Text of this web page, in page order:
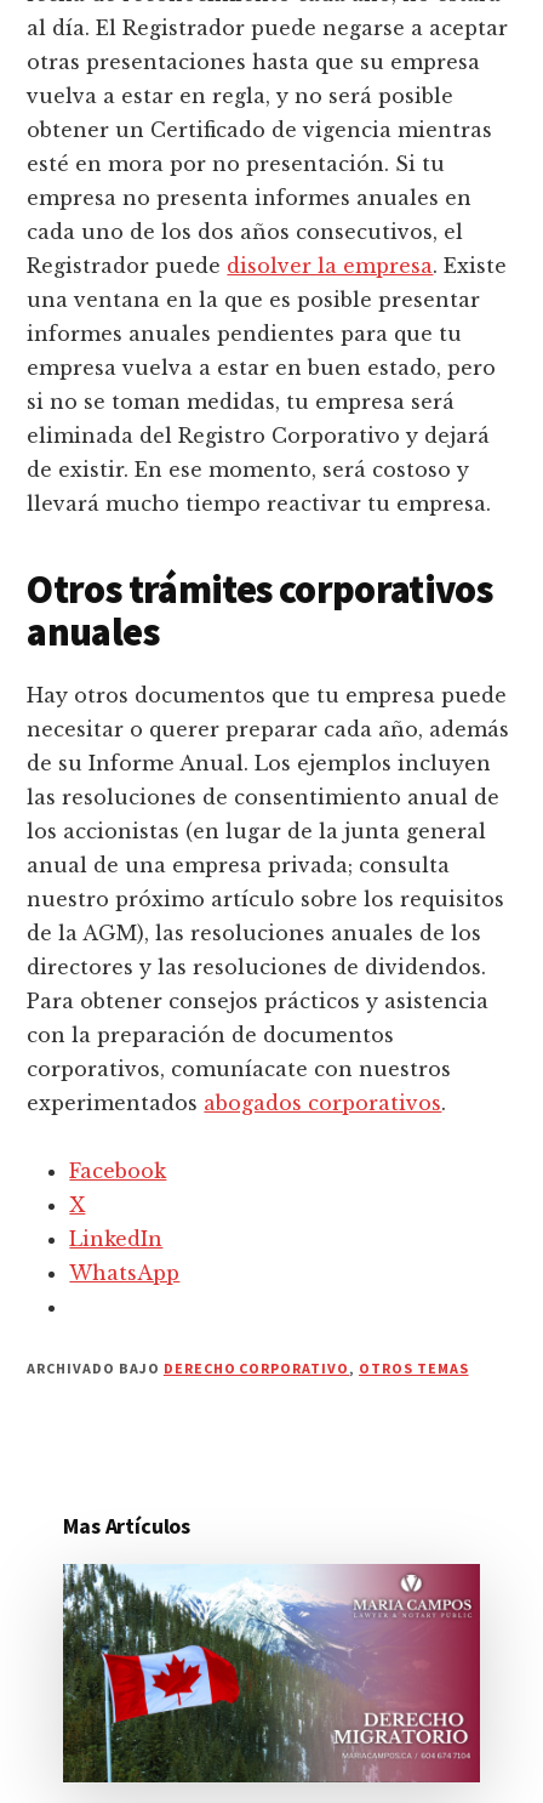
al día. El Registrador puede negarse a aceptar
otras presentaciones hasta que su empresa
vuelva a estar en regla, y no será posible
obtener un Certificado de vigencia mientras
esté en mora por no presentación. Si tu
empresa no presenta informes anuales en
cada uno de los dos años consecutivos, el
Registrador puede disolver la empresa. Existe
una ventana en la que es posible presentar
informes anuales pendientes para que tu
empresa vuelva a estar en buen estado, pero
si no se toman medidas, tu empresa será
eliminada del Registro Corporativo y dejará
de existir. En ese momento, será costoso y
llevará mucho tiempo reactivar tu empresa.
Otros trámites corporativos
anuales
Hay otros documentos que tu empresa puede
necesitar o querer preparar cada año, además
de su Informe Anual. Los ejemplos incluyen
las resoluciones de consentimiento anual de
los accionistas (en lugar de la junta general
anual de una empresa privada; consulta
nuestro próximo artículo sobre los requisitos
de la AGM), las resoluciones anuales de los
directores y las resoluciones de dividendos.
Para obtener consejos prácticos y asistencia
con la preparación de documentos
corporativos, comuníacate con nuestros
experimentados abogados corporativos.
Facebook
X
LinkedIn
WhatsApp
ARCHIVADO BAJO DERECHO CORPORATIVO, OTROS TEMAS
Mas Artículos